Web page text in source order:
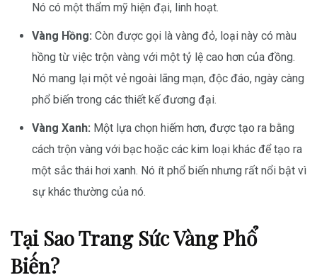
Nó có một thẩm mỹ hiện đại, linh hoạt.
Vàng Hồng: Còn được gọi là vàng đỏ, loại này có màu
hồng từ việc trộn vàng với một tỷ lệ cao hơn của đồng.
Nó mang lại một vẻ ngoài lãng mạn, độc đáo, ngày càng
phổ biến trong các thiết kế đương đại.
Vàng Xanh: Một lựa chọn hiếm hơn, được tạo ra bằng
cách trộn vàng với bạc hoặc các kim loại khác để tạo ra
một sắc thái hơi xanh. Nó ít phổ biến nhưng rất nổi bật vì
sự khác thường của nó.
Tại Sao Trang Sức Vàng Phổ
Biến?